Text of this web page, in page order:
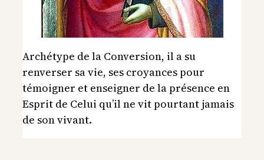
Archétype de la Conversion, il a su
renverser sa vie, ses croyances pour
témoigner et enseigner de la présence en
Esprit de Celui qu’il ne vit pourtant jamais
de son vivant.